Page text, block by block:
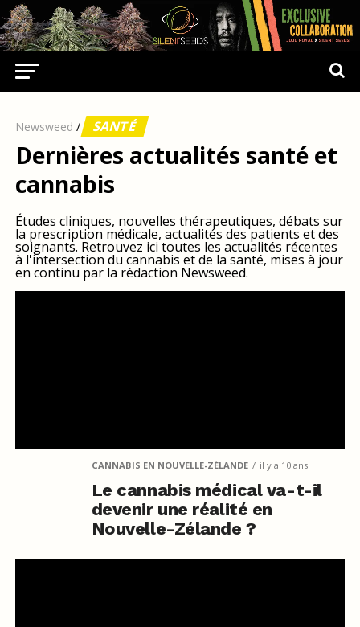
Newsweed / SANTÉ
Dernières actualités santé et
cannabis
Études cliniques, nouvelles thérapeutiques, débats sur
la prescription médicale, actualités des patients et des
soignants. Retrouvez ici toutes les actualités récentes
à l'intersection du cannabis et de la santé, mises à jour
en continu par la rédaction Newsweed.
CANNABIS EN NOUVELLE-ZÉLANDE il y a 10 ans
Le cannabis médical va-t-il
devenir une réalité en
Nouvelle-Zélande ?